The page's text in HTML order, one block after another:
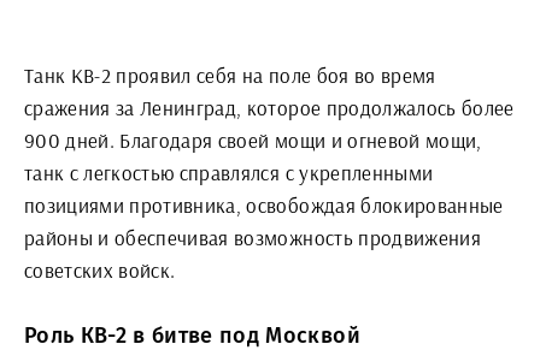
Танк КВ-2 проявил себя на поле боя во время
сражения за Ленинград, которое продолжалось более
900 дней. Благодаря своей мощи и огневой мощи,
танк с легкостью справлялся с укрепленными
позициями противника, освобождая блокированные
районы и обеспечивая возможность продвижения
советских войск.
Роль КВ-2 в битве под Москвой